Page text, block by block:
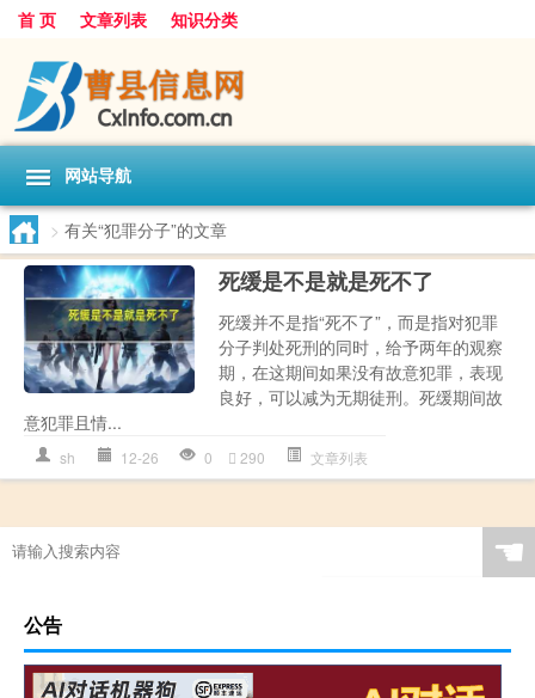
首 页 文章列表 知识分类
网站导航
> 有关“犯罪分子”的文章
死缓是不是就是死不了
死缓并不是指“死不了”，而是指对犯罪
分子判处死刑的同时，给予两年的观察
期，在这期间如果没有故意犯罪，表现
良好，可以减为无期徒刑。死缓期间故
意犯罪且情...
sh 12-26 0 290 文章列表
☚
公告